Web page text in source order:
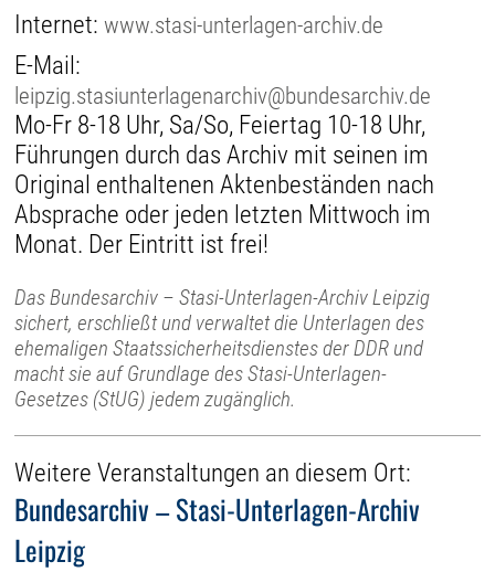
Internet:www.stasi-unterlagen-archiv.de
E-Mail:
leipzig.stasiunterlagenarchiv@bundesarchiv.de
Mo-Fr 8-18 Uhr, Sa/So, Feiertag 10-18 Uhr,
Führungen durch das Archiv mit seinen im
Original enthaltenen Aktenbeständen nach
Absprache oder jeden letzten Mittwoch im
Monat. Der Eintritt ist frei!
Das Bundesarchiv – Stasi-Unterlagen-Archiv Leipzig
sichert, erschließt und verwaltet die Unterlagen des
ehemaligen Staatssicherheitsdienstes der DDR und
macht sie auf Grundlage des Stasi-Unterlagen-
Gesetzes (StUG) jedem zugänglich.
Weitere Veranstaltungen an diesem Ort:
Bundesarchiv – Stasi-Unterlagen-Archiv
Leipzig